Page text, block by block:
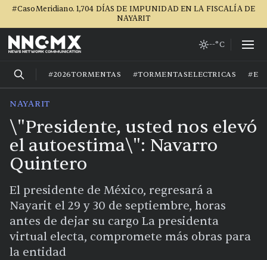
#CasoMeridiano. 1,704 DÍAS DE IMPUNIDAD EN LA FISCALÍA DE
NAYARIT
--°C
#2026TORMENTAS #TORMENTASELECTRICAS
NAYARIT
\"Presidente, usted nos elevó
el autoestima\": Navarro
Quintero
El presidente de México, regresará a
Nayarit el 29 y 30 de septiembre, horas
antes de dejar su cargo La presidenta
virtual electa, compromete más obras para
la entidad